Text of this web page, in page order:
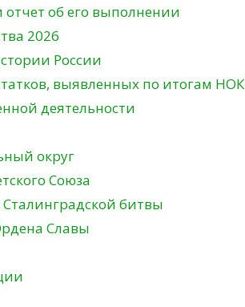
об его выполнении
2026
России
выявленных по итогам НОК
деятельности
округ
Союза
битвы
Славы